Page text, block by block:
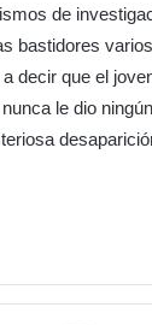
de
bastidores
decir que el
le dio